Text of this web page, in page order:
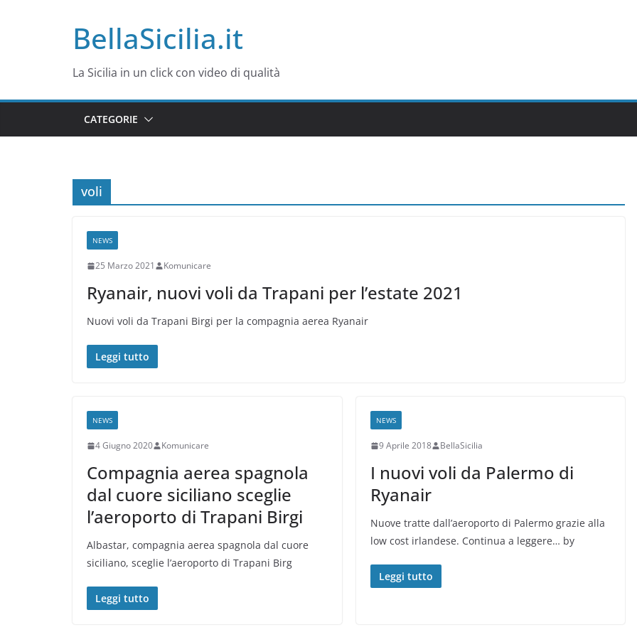
BellaSicilia.it
La Sicilia in un click con video di qualità
CATEGORIE
voli
NEWS
25 Marzo 2021 Komunicare
Ryanair, nuovi voli da Trapani per l’estate 2021
Nuovi voli da Trapani Birgi per la compagnia aerea Ryanair
Leggi tutto
NEWS
4 Giugno 2020 Komunicare
Compagnia aerea spagnola
dal cuore siciliano sceglie
l’aeroporto di Trapani Birgi
Albastar, compagnia aerea spagnola dal cuore
siciliano, sceglie l’aeroporto di Trapani Birg
Leggi tutto
NEWS
9 Aprile 2018 BellaSicilia
I nuovi voli da Palermo di
Ryanair
Nuove tratte dall’aeroporto di Palermo grazie alla
low cost irlandese. Continua a leggere… by
Leggi tutto